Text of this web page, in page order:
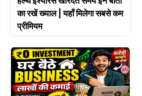
का रखें ख्याल | यहाँ मिलेगा सबसे कम
प्रीमियम